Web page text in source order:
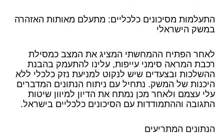
התעלמות מסיכונים כלכליים: מתעלם מאותות האזהרה
במשק הישראלי
לאחר הפתיח ההמחשתי המציג את המצב כמסילת
רכבת המראה סימני עייפות, עלינו להתעמק בהבנת
ההשלכות ובצעדים שיש לנקוט למניעת נזק כלכלי ללא
היכנות של המשק. נתחיל עם ניתוח הנתונים המדברים
עלי עצמם ולאחר מכן נמתח את הדיון למיוון שיטות
התגובה וההתמודדות עם הסיכונים כלכליים בישראל.
הנתונים המתריעים